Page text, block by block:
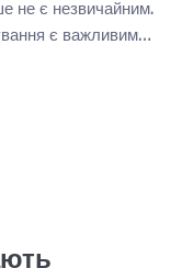
не є незвичайним.
є важливим
із
Ефективний